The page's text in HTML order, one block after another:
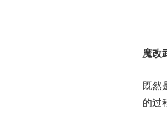
魔改
既然
的过